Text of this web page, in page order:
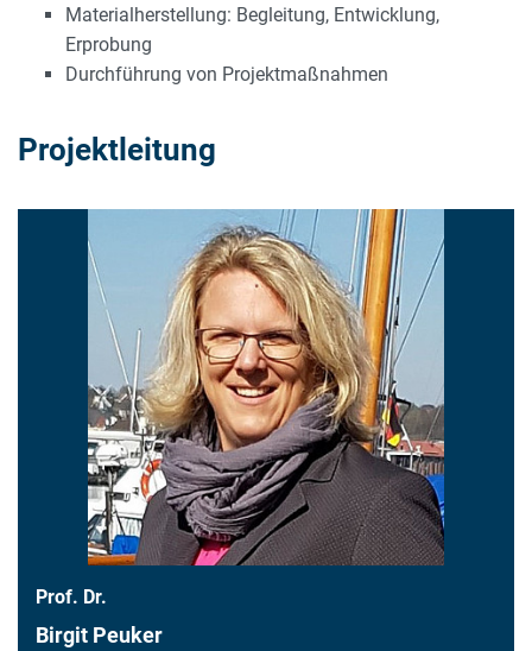
Materialherstellung: Begleitung, Entwicklung,
Erprobung
Durchführung von Projektmaßnahmen
Projektleitung
Prof. Dr.
Birgit Peuker